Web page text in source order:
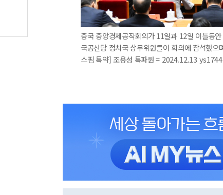
중국 중앙경제공작회의가 11일과 12일 이틀동
국공산당 정치국 상무위원들이 회의에 참석했
스핌 특약] 조용성 특파원 = 2024.12.13